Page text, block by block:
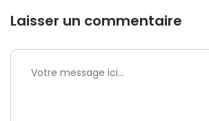
Laisser un commentaire